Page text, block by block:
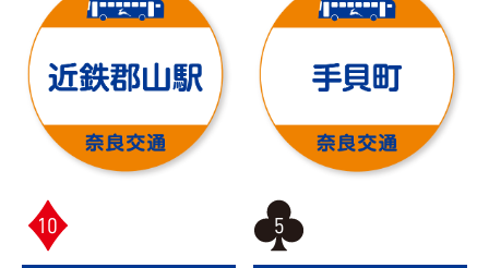
10 5